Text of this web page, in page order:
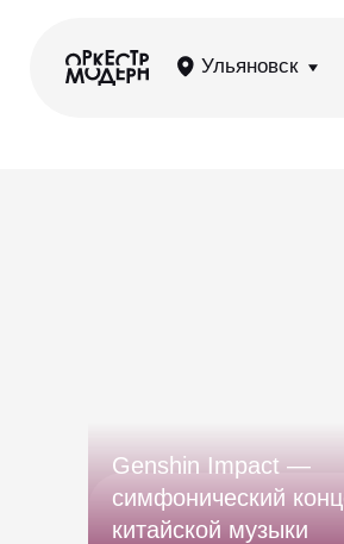
Genshin Impact —
симфонический
китайской музыки